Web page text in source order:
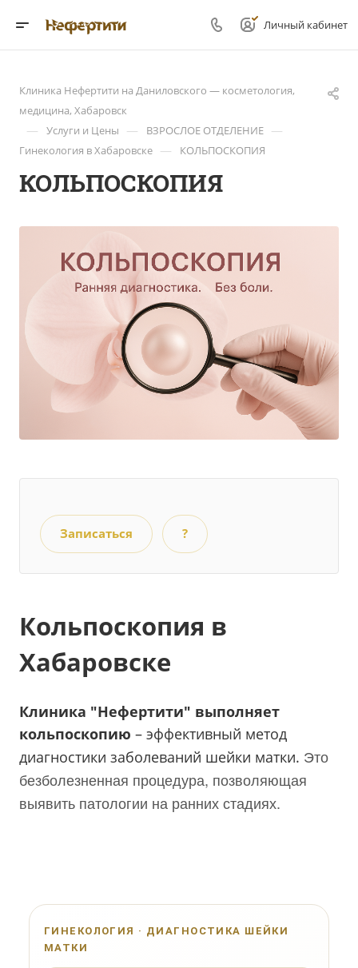
Личный кабинет
Клиника Нефертити на Даниловского — косметология,
медицина, Хабаровск
— Услуги и Цены — ВЗРОСЛОЕ ОТДЕЛЕНИЕ —
Гинекология в Хабаровске — КОЛЬПОСКОПИЯ
КОЛЬПОСКОПИЯ
Записаться ?
Кольпоскопия в
Хабаровске
Клиника "Нефертити" выполняет
кольпоскопию – эффективный метод
диагностики заболеваний шейки матки. Это
безболезненная процедура, позволяющая
выявить патологии на ранних стадиях.
ГИНЕКОЛОГИЯ · ДИАГНОСТИКА ШЕЙКИ
МАТКИ